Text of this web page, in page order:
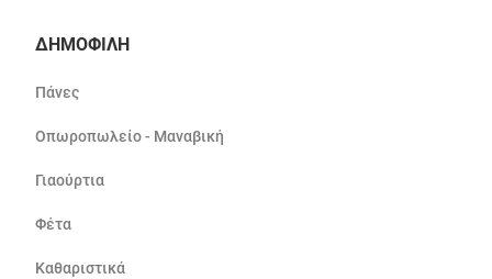
ΔΗΜΟΦΙΛΗ
Πάνες
Οπωροπωλείο - Μαναβική
Γιαούρτια
Φέτα
Καθαριστικά